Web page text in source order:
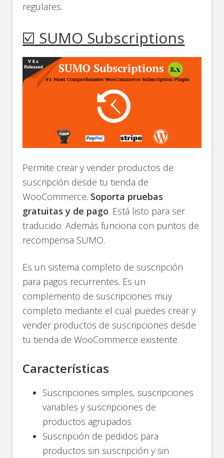
regulares.
☑️ SUMO Subscriptions
Permite crear y vender productos de
suscripción desde tu tienda de
WooCommerce. Soporta pruebas
gratuitas y de pago. Está listo para ser
traducido. Además funciona con puntos de
recompensa SUMO.
Es un sistema completo de suscripción
para pagos recurrentes. Es un
complemento de suscripciones muy
completo mediante el cual puedes crear y
vender productos de suscripciones desde
tu tienda de WooCommerce existente.
Características
Suscripciones simples, suscripciones
variables y suscripciones de
productos agrupados
Suscripción de pedidos para
productos sin suscripción y sin